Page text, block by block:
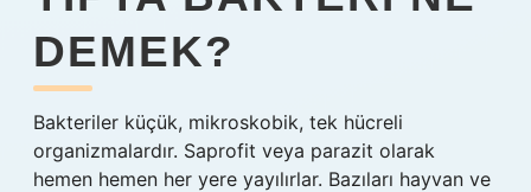
DEMEK?
Bakteriler küçük, mikroskobik, tek hücreli
organizmalardır. Saprofit veya parazit olarak
hemen hemen her yere yayılırlar. Bazıları hayvan ve